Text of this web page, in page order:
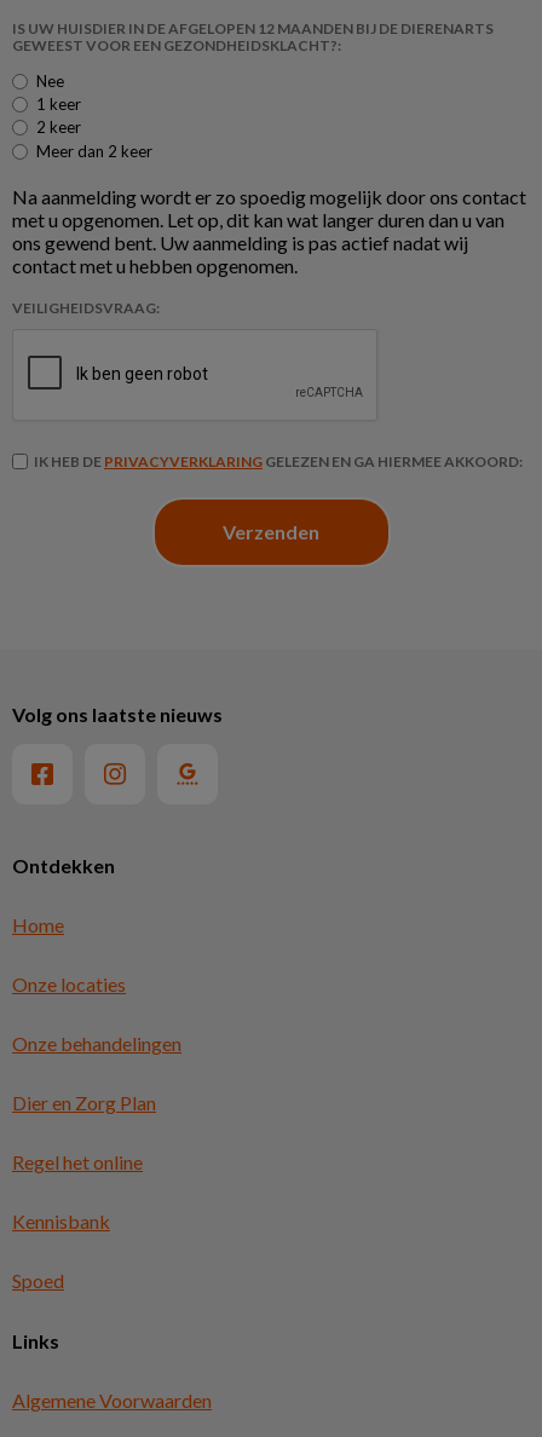
IS UW HUISDIER IN DE AFGELOPEN 12 MAANDEN BIJ DE DIERENARTS
GEWEEST VOOR EEN GEZONDHEIDSKLACHT?:
Nee
1 keer
2 keer
Meer dan 2 keer
Na aanmelding wordt er zo spoedig mogelijk door ons contact
met u opgenomen. Let op, dit kan wat langer duren dan u van
ons gewend bent. Uw aanmelding is pas actief nadat wij
contact met u hebben opgenomen.
VEILIGHEIDSVRAAG:
IK HEB DE PRIVACYVERKLARING GELEZEN EN GA HIERMEE AKKOORD:
Ontdekken
Home
Onze locaties
Onze behandelingen
Dier en Zorg Plan
Regel het online
Kennisbank
Spoed
Links
Algemene Voorwaarden
Volg ons laatste nieuws